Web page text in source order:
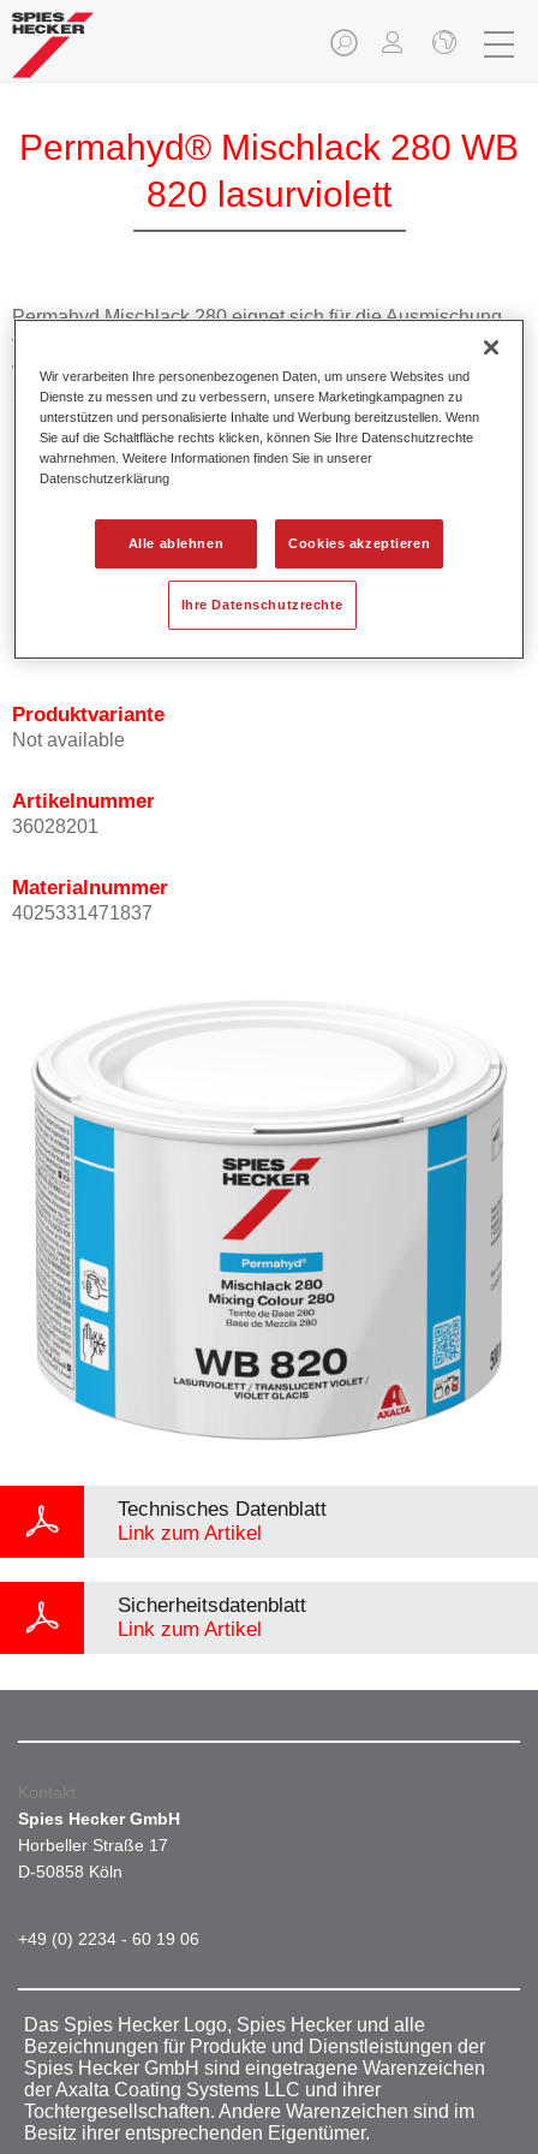
Permahyd® Mischlack 280 WB
820 lasurviolett
Permahyd Mischlack 280 eignet sich für die Ausmischung
von Permahyd Perlmutt Basislack 285, einem hochwertigen
wasserverdünnbaren Basislacksystem. Es basiert auf einer
speziellen PU-Dispersionstechnologie für Uni- und
Effektlackierungen.
Produktmerkmale
1,5 Spritzgängen.
Bietet ein gutes Standvermögen.
Verfügt über ein hohes Deckvermögen.
Besitzt eine hohe Farbtongenauigkeit.
Produktvariante
Not available
Artikelnummer
36028201
Materialnummer
4025331471837
Technisches Datenblatt
Link zum Artikel
Sicherheitsdatenblatt
Link zum Artikel
Kontakt
Spies Hecker GmbH
Horbeller Straße 17
D-50858 Köln
+49 (0) 2234 - 60 19 06
Das Spies Hecker Logo, Spies Hecker und alle
Bezeichnungen für Produkte und Dienstleistungen der
Spies Hecker GmbH sind eingetragene Warenzeichen
der Axalta Coating Systems LLC und ihrer
Tochtergesellschaften. Andere Warenzeichen sind im
Besitz ihrer entsprechenden Eigentümer.
Wir verarbeiten Ihre personenbezogenen Daten, um unsere Websites und
Dienste zu messen und zu verbessern, unsere Marketingkampagnen zu
unterstützen und personalisierte Inhalte und Werbung bereitzustellen. Wenn
Sie auf die Schaltfläche rechts klicken, können Sie Ihre Datenschutzrechte
wahrnehmen. Weitere Informationen finden Sie in unserer
Datenschutzerklärung
Alle ablehnen Cookies akzeptieren
Ihre Datenschutzrechte